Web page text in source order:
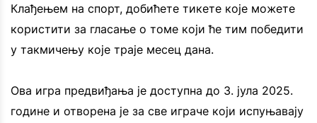
Клађењем на спорт, добићете тикете које можете
користити за гласање о томе који ће тим победити
у такмичењу које траје месец дана.
Ова игра предвиђања је доступна до 3. јула 2025.
године и отворена је за све играче који испуњавају